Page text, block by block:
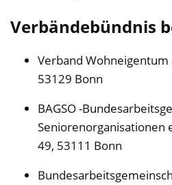
Verbändebündnis
Verband
53129 Bonn
BAGSO -
Seniorenorganisationen
49, 53111 Bonn